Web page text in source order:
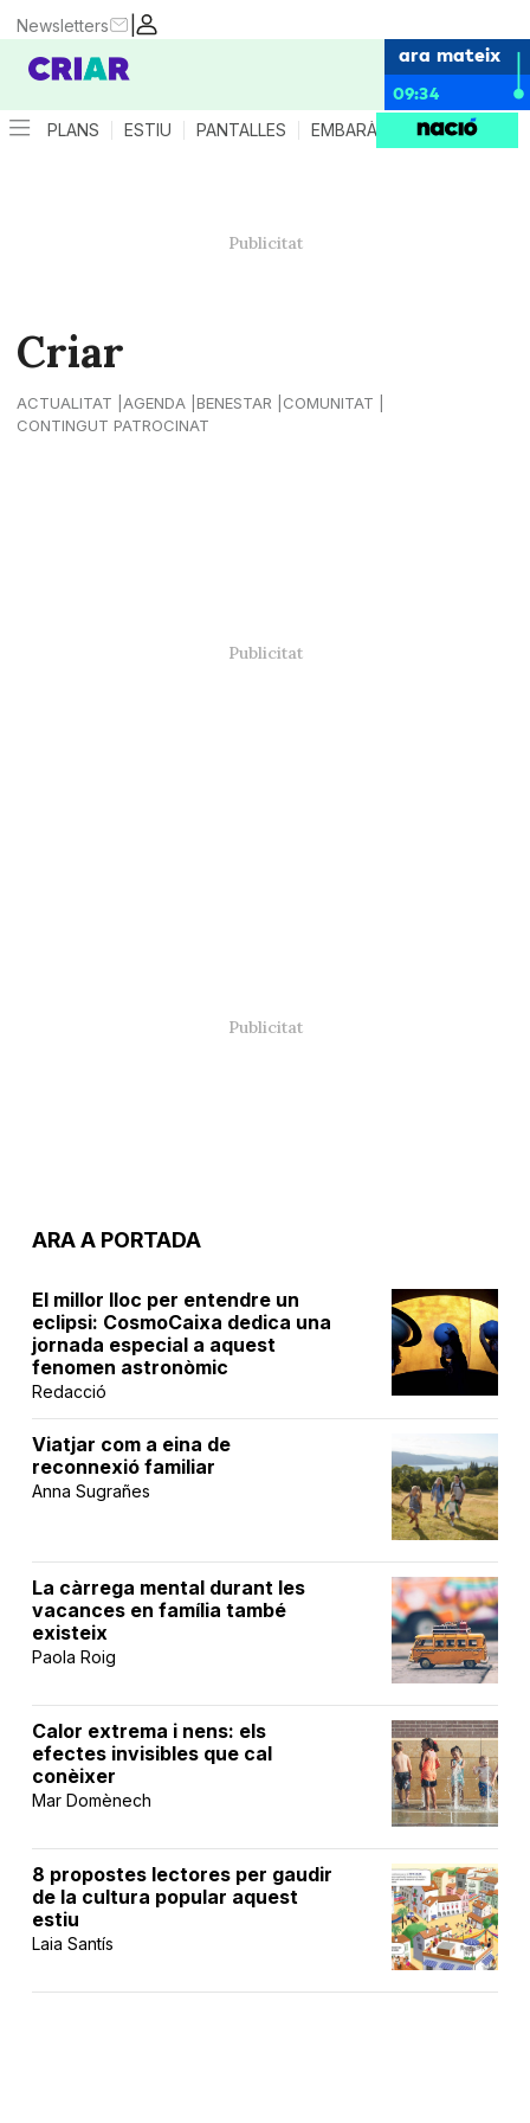
|
Newsletters
ara mateix
09:34
PLANS ESTIU PANTALLES EMBARÀS CRIANÇA
Criar
ACTUALITAT AGENDA BENESTAR
COMUNITAT
CONTINGUT PATROCINAT
ARA A PORTADA
El millor lloc per entendre un
eclipsi: CosmoCaixa dedica una
jornada especial a aquest
fenomen astronòmic
Redacció
Viatjar com a eina de
reconnexió familiar
Anna Sugrañes
La càrrega mental durant les
vacances en família també
existeix
Paola Roig
Calor extrema i nens: els
efectes invisibles que cal
conèixer
Mar Domènech
8 propostes lectores per gaudir
de la cultura popular aquest
estiu
Laia Santís